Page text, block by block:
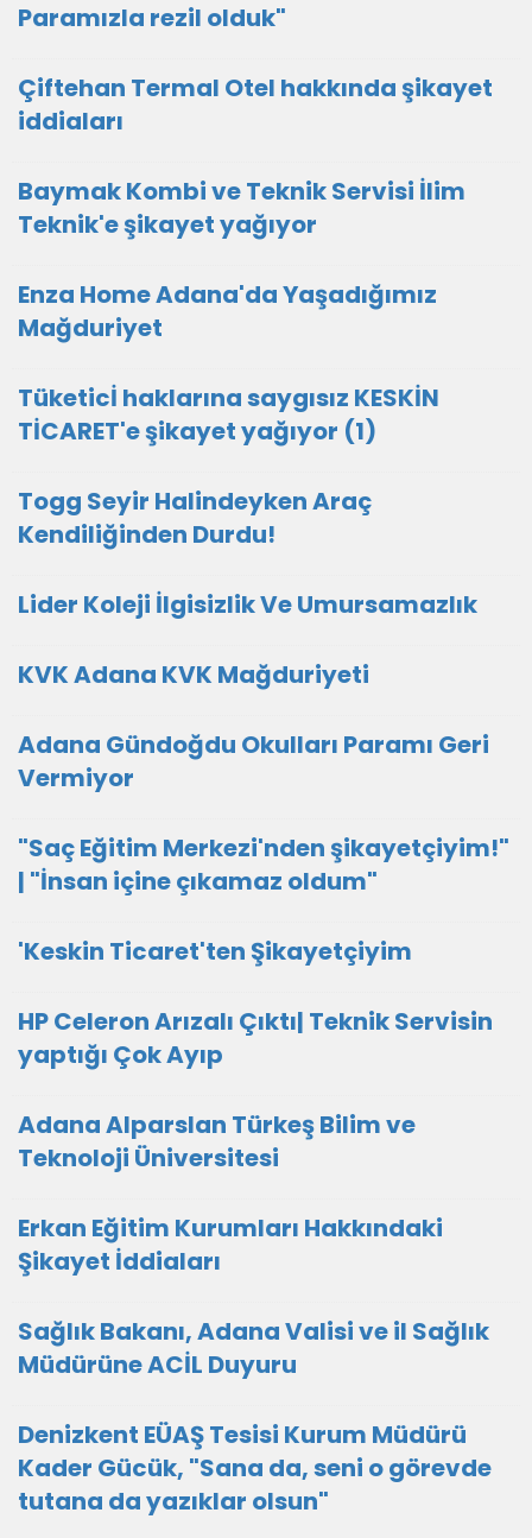
Paramızla rezil olduk"
Çiftehan Termal Otel hakkında şikayet
iddiaları
Baymak Kombi ve Teknik Servisi İlim
Teknik'e şikayet yağıyor
Enza Home Adana'da Yaşadığımız
Mağduriyet
Tüketicİ haklarına saygısız KESKİN
TİCARET'e şikayet yağıyor (1)
Togg Seyir Halindeyken Araç
Kendiliğinden Durdu!
Lider Koleji İlgisizlik Ve Umursamazlık
KVK Adana KVK Mağduriyeti
Adana Gündoğdu Okulları Paramı Geri
Vermiyor
"Saç Eğitim Merkezi'nden şikayetçiyim!"
| "İnsan içine çıkamaz oldum"
'Keskin Ticaret'ten Şikayetçiyim
HP Celeron Arızalı Çıktı| Teknik Servisin
yaptığı Çok Ayıp
Adana Alparslan Türkeş Bilim ve
Teknoloji Üniversitesi
Erkan Eğitim Kurumları Hakkındaki
Şikayet İddiaları
Sağlık Bakanı, Adana Valisi ve il Sağlık
Müdürüne ACİL Duyuru
Denizkent EÜAŞ Tesisi Kurum Müdürü
Kader Gücük, "Sana da, seni o görevde
tutana da yazıklar olsun"